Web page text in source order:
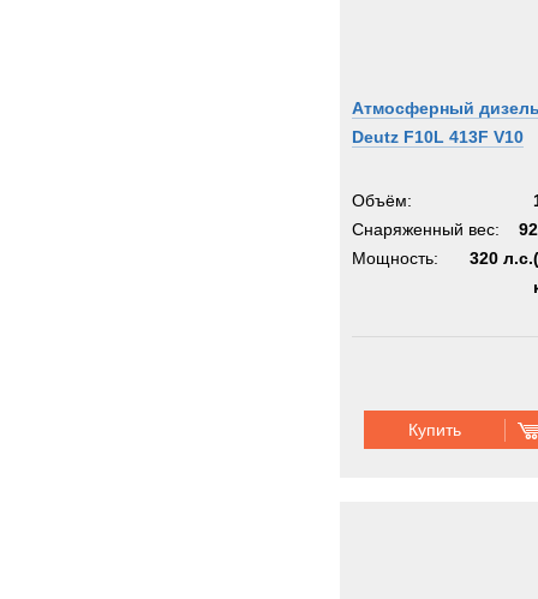
Атмосферный
Deutz F10L 413F V10
Объём:
Снаряженный вес:
Мощность:
320
Купить